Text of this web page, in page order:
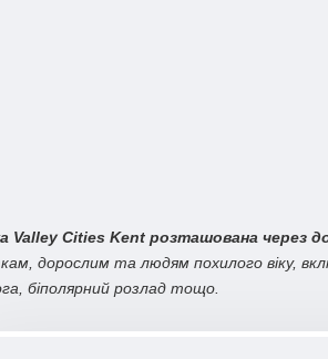
Valley Cities Kent розташована через
дорослим та людям похилого віку,
біполярний розлад тощо.